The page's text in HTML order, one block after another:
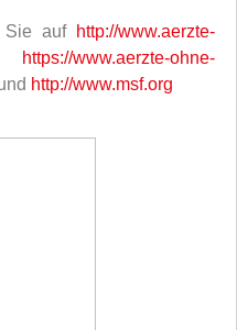
Sie auf http://www.aerzte-
https://www.aerzte-ohne-
http://www.msf.org